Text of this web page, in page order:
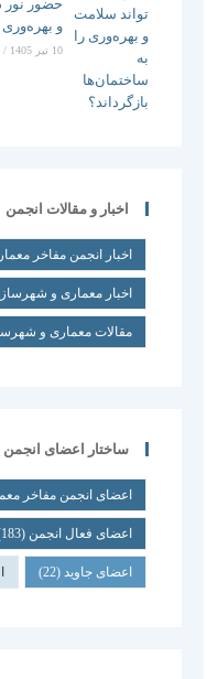
حضور نور
و بهره‌وری
10 تیر 1405 /
اخبار و مقالات انجمن
اخبار انجمن مفاخر
اخبار معماری و
مقالات معماری و
ساختار اعضای انجمن
اعضای انجمن مفاخر
اعضای فعال انجمن (183)
اعضای جاوید(22)